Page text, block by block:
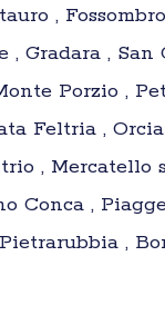
,
Gradara ,
Porzio ,
Feltria ,
, Mercatello
,
,